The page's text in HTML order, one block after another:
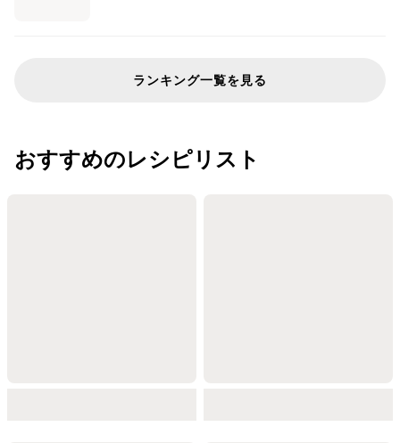
ランキング一覧を見る
おすすめのレシピリスト